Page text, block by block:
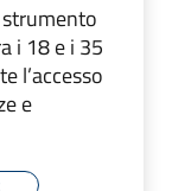
strumento
i 18 e i 35
l’accesso
e